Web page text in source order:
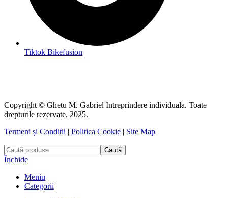
Tiktok Bikefusion
Copyright © Ghetu M. Gabriel Intreprindere individuala. Toate
drepturile rezervate. 2025.
Termeni și Condiții | Politica Cookie | Site Map
Caută
Închide
Meniu
Categorii